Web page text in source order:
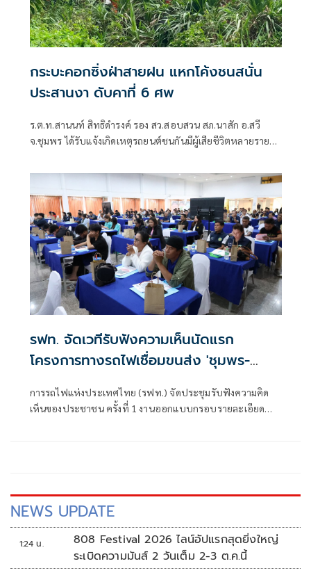
กระบะคอกซิ่งฝ่าสายฝน แหกโค้งชนสนั่น
ประสานงา ดับคาที่ 6 ศพ
ร.ต.ท.สานนท์ สิทธิดำรงค์ รอง สว.สอบสวน สภ.นาสัก อ.สวี
จ.ชุมพร ได้รับแจ้งเกิดเหตุรถยนต์ชนกันมีผู้เสียชีวิตหลายราย
ม.13 ต.นาสัก อ.สวี จ.ชุมพร จึงรายงานให้ผู้บังคับบัญชา ให้ได้
ทราบ ก่อนเดินทางไปตรวจสอบพร้อม ชุดกู้ชีพกู้ภัยสายชล
มูลนิธิชุมพรการกุศลสงเคราะห์ เขตเขาทะลุ เขตสวี และชุดกู้ชีพ
กู้ภัยสมาคมพุทธประทีปหลังสวน
รฟท. จัดเวทีรับฟังความเห็นนัดแรก
โครงการทางรถไฟเชื่อมขนส่ง 'ชุมพร-
การรถไฟแห่งประเทศไทย (รฟท.) จัดประชุมรับฟังความคิด
เห็นของประชาชน ครั้งที่ 1 งานออกแบบกรอบรายละเอียด
NEWS UPDATE
1:24 น.
808 Festival 2026 ไลน์อัปแรกสุดยิ่งใหญ่
ระเบิดความมันส์ 2 วันเต็ม 2-3 ต.ค.นี้